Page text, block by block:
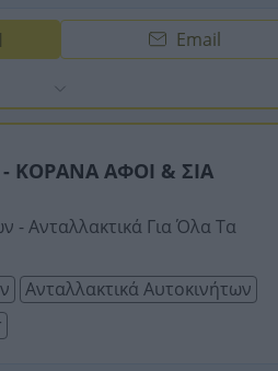
Email
- ΚΟΡΑΝΑ ΑΦΟΙ & ΣΙΑ
- Ανταλλακτικά Για Όλα Τα
Ανταλλακτικά Αυτοκινήτων